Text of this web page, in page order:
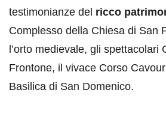
testimonianze del ricco
Complesso della Chiesa di San
l’orto medievale, gli spettacolari
Frontone, il vivace Corso
Basilica di San Domenico.